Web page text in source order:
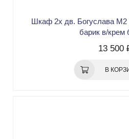
Шкаф 2х дв. Богуслава М2
барик в/крем
13 500
В